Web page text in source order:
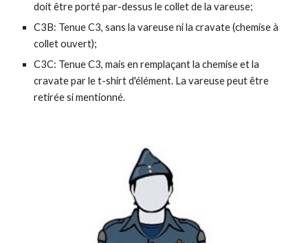
doit être porté par-dessus le collet de la vareuse;
C3B: Tenue C3, sans la vareuse ni la cravate (chemise à
collet ouvert);
C3C: Tenue C3, mais en remplaçant la chemise et la
cravate par le t-shirt d'élément. La vareuse peut être
retirée si mentionné.